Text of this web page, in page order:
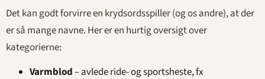
Det kan godt forvirre en krydsordsspiller (og os andre), at der
er så mange navne. Her er en hurtig oversigt over
kategorierne:
Varmblod– avlede ride- og sportsheste, fx